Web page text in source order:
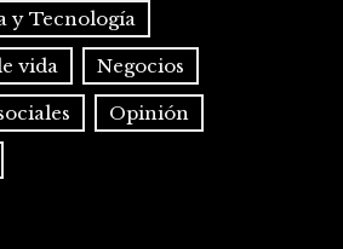
y Tecnología
vida Negocios
Opinión